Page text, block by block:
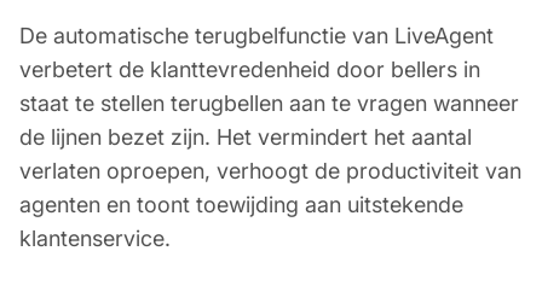
De automatische terugbelfunctie van LiveAgent
verbetert de klanttevredenheid door bellers in
staat te stellen terugbellen aan te vragen wanneer
de lijnen bezet zijn. Het vermindert het aantal
verlaten oproepen, verhoogt de productiviteit van
agenten en toont toewijding aan uitstekende
klantenservice.